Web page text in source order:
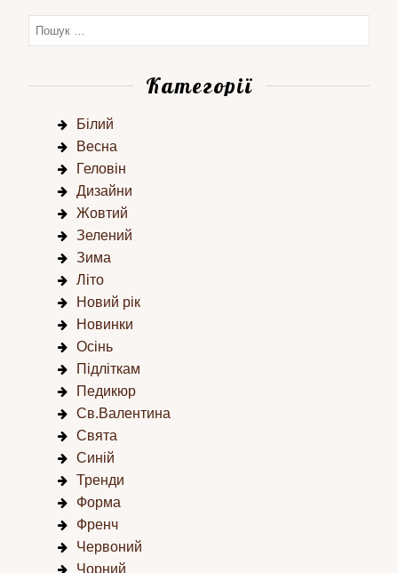
Категорії
Білий
Весна
Геловін
Дизайни
Жовтий
Зелений
Зима
Літо
Новий рік
Новинки
Осінь
Підліткам
Педикюр
Св.Валентина
Свята
Синій
Тренди
Форма
Френч
Червоний
Чорний